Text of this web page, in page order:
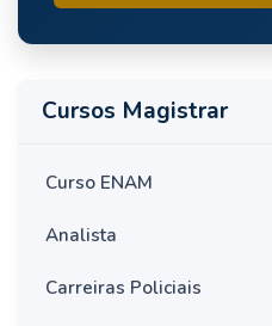
Cursos Magistrar
Curso ENAM
Analista
Carreiras Policiais